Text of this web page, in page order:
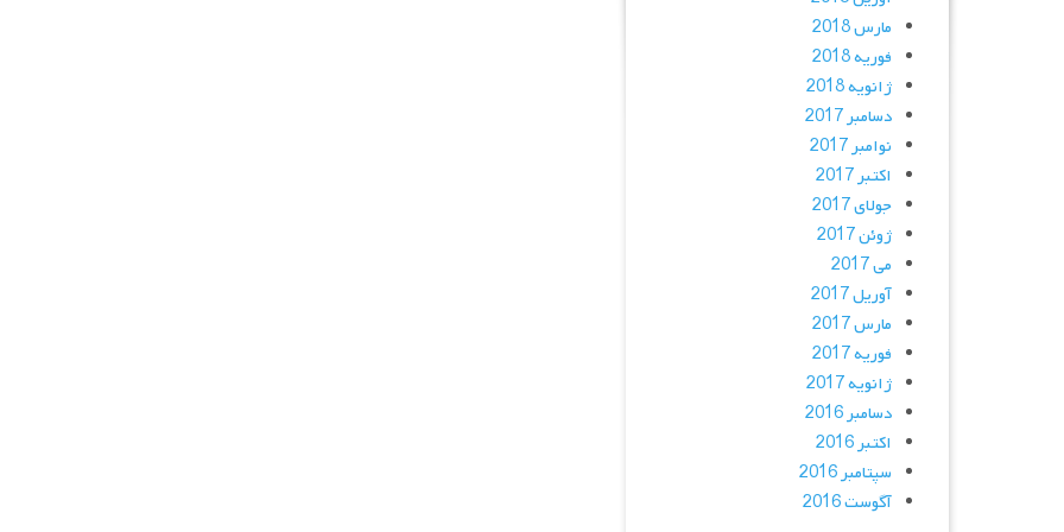
مارس 2018
فوریه 2018
ژانویه 2018
دسامبر 2017
نوامبر 2017
اکتبر 2017
جولای 2017
ژوئن 2017
می 2017
آوریل 2017
مارس 2017
فوریه 2017
ژانویه 2017
دسامبر 2016
اکتبر 2016
سپتامبر 2016
آگوست 2016